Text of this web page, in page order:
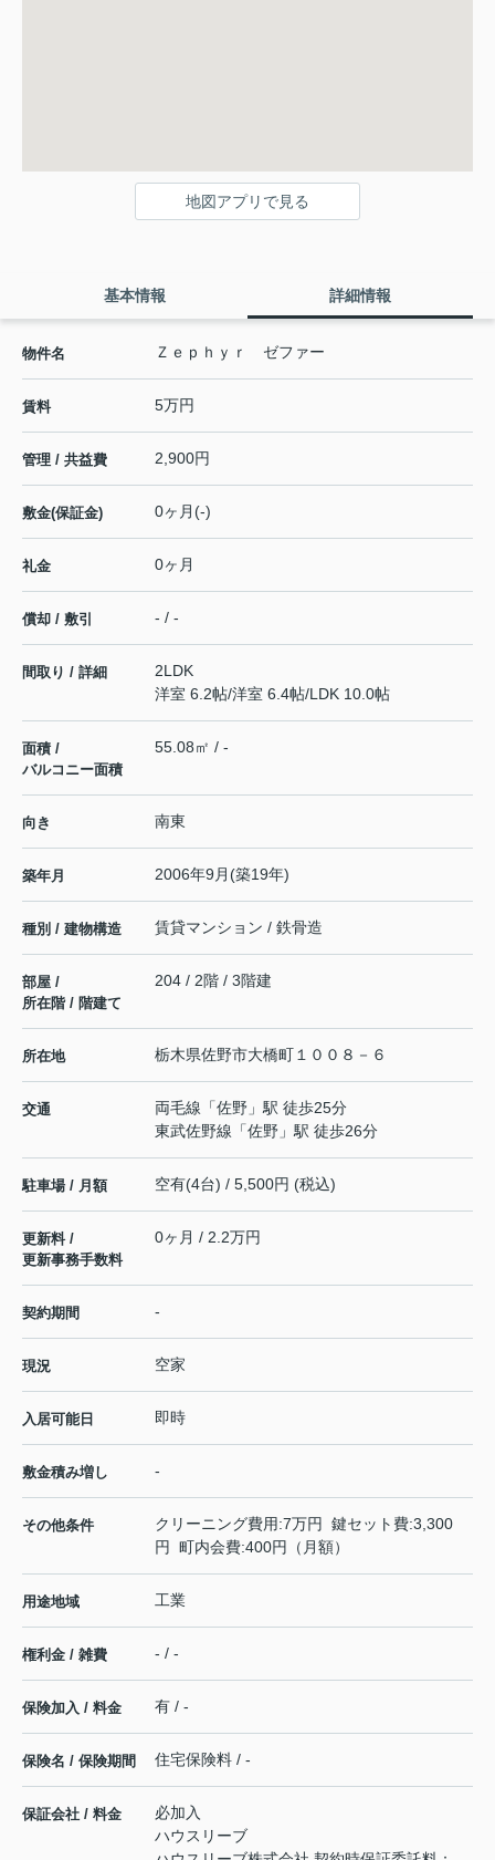
地図アプリで見る
基本情報 詳細情報
物件名 Ｚｅｐｈｙｒ ゼファー
賃料 5万円
管理 / 共益費 2,900円
敷金(保証金) 0ヶ月(-)
礼金 0ヶ月
償却 / 敷引 - / -
間取り / 詳細
2LDK
洋室 6.2帖/洋室 6.4帖/LDK 10.0帖
面積 /
バルコニー面積
55.08㎡ / -
向き 南東
築年月 2006年9月(築19年)
種別 / 建物構造 賃貸マンション / 鉄骨造
部屋 /
所在階 / 階建て
204 / 2階 / 3階建
所在地 栃木県佐野市大橋町 １００８－６
交通 両毛線 「佐野 」駅 徒歩25分
東武佐野線 「佐野 」駅 徒歩26分
駐車場 / 月額 空有(4台) / 5,500円 (税込)
更新料 /
更新事務手数料
0ヶ月 / 2.2万円
契約期間 -
現況 空家
入居可能日 即時
敷金積み増し -
その他条件
クリーニング費用:7万円 鍵セット費:3,300
円 町内会費:400円（月額）
用途地域 工業
権利金 / 雑費 - / -
保険加入 / 料金 有 / -
保険名 / 保険期間 住宅保険料 / -
保証会社 / 料金
必加入
ハウスリーブ